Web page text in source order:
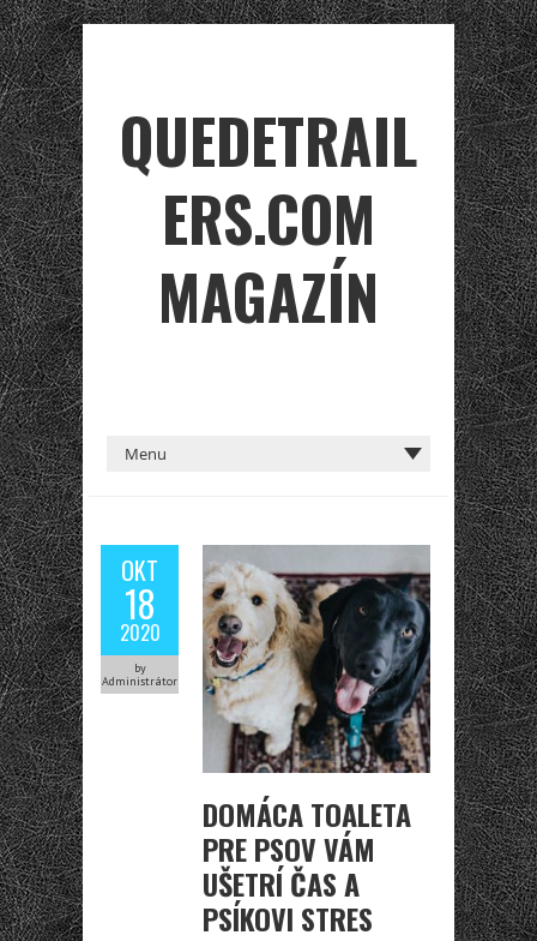
QUEDETRAIL
ERS.COM
MAGAZÍN
OKT
18
2020
by
Administrátor
DOMÁCA TOALETA
PRE PSOV VÁM
UŠETRÍ ČAS A
PSÍKOVI STRES